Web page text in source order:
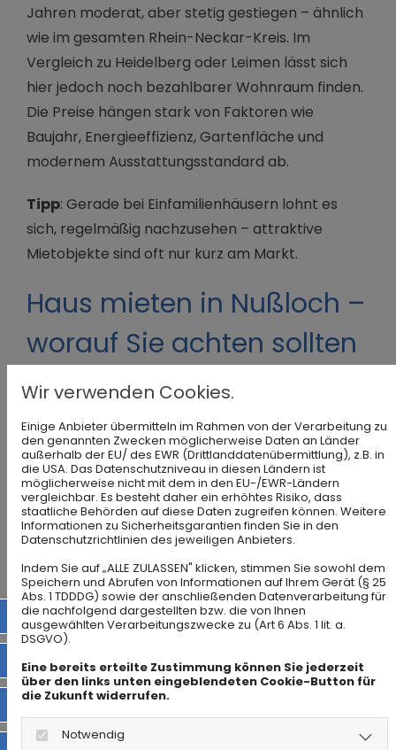
Jahren moderat, aber stetig gestiegen – ähnlich
wie im gesamten Rhein-Neckar-Kreis. Im
Vergleich zu Heidelberg oder Leimen lässt sich
hier jedoch noch bezahlbarer Wohnraum finden.
Die Preise hängen stark von Faktoren wie
Baujahr, Energieeffizienz, Gartenfläche und
modernem Ausstattungsstandard ab.
Tipp: Gerade bei Einfamilienhäusern lohnt es
sich, regelmäßig nachzusehen – attraktive
Mietobjekte sind oft nur kurz am Markt.
Haus mieten in Nußloch –
worauf Sie achten sollten
Ein Haus zu mieten bietet viele Vorteile: mehr
Platz, Privatsphäre und oft auch einen Garten.
Damit Sie lange Freude an Ihrem Zuhause haben,
sollten Sie vor Vertragsabschluss genau
hinschauen.
Wichtige Prüfpunkte:
Zustand und Baujahr – Ältere Gebäude
haben oft höheren Energieverbrauch.
Nebenkosten realistisch einschätzen –
Besonders bei größeren Grundstücken.
Arbeitsplatz kann das entscheidend sein.
06224 9065020
info@grober-immobilien.de
instagram
Wir verwenden Cookies.
Einige Anbieter übermitteln im Rahmen von der Verarbeitung zu
den genannten Zwecken möglicherweise Daten an Länder
außerhalb der EU/ des EWR (Drittlanddatenübermittlung), z.B. in
die USA. Das Datenschutzniveau in diesen Ländern ist
möglicherweise nicht mit dem in den EU-/EWR-Ländern
vergleichbar. Es besteht daher ein erhöhtes Risiko, dass
staatliche Behörden auf diese Daten zugreifen können. Weitere
Informationen zu Sicherheitsgarantien finden Sie in den
Datenschutzrichtlinien des jeweiligen Anbieters.
Indem Sie auf „ALLE ZULASSEN" klicken, stimmen Sie sowohl dem
Speichern und Abrufen von Informationen auf Ihrem Gerät (§ 25
Abs. 1 TDDDG) sowie der anschließenden Datenverarbeitung für
die nachfolgend dargestellten bzw. die von Ihnen
ausgewählten Verarbeitungszwecke zu (Art 6 Abs. 1 lit. a.
DSGVO).
Eine bereits erteilte Zustimmung können Sie jederzeit
über den links unten eingeblendeten Cookie-Button für
die Zukunft widerrufen.
Notwendig